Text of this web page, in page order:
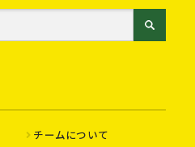
チームについて